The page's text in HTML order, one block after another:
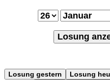
Losung
Losung gestern Losung